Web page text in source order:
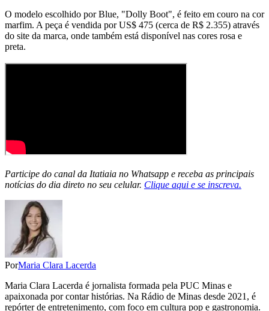
O modelo escolhido por Blue, "Dolly Boot", é feito em couro na cor
marfim. A peça é vendida por US$ 475 (cerca de R$ 2.355) através
do site da marca, onde também está disponível nas cores rosa e
preta.
Participe do canal da Itatiaia no Whatsapp e receba as principais
notícias do dia direto no seu celular. Clique aqui e se inscreva.
PorMaria Clara Lacerda
Maria Clara Lacerda é jornalista formada pela PUC Minas e
apaixonada por contar histórias. Na Rádio de Minas desde 2021, é
repórter de entretenimento, com foco em cultura pop e gastronomia.